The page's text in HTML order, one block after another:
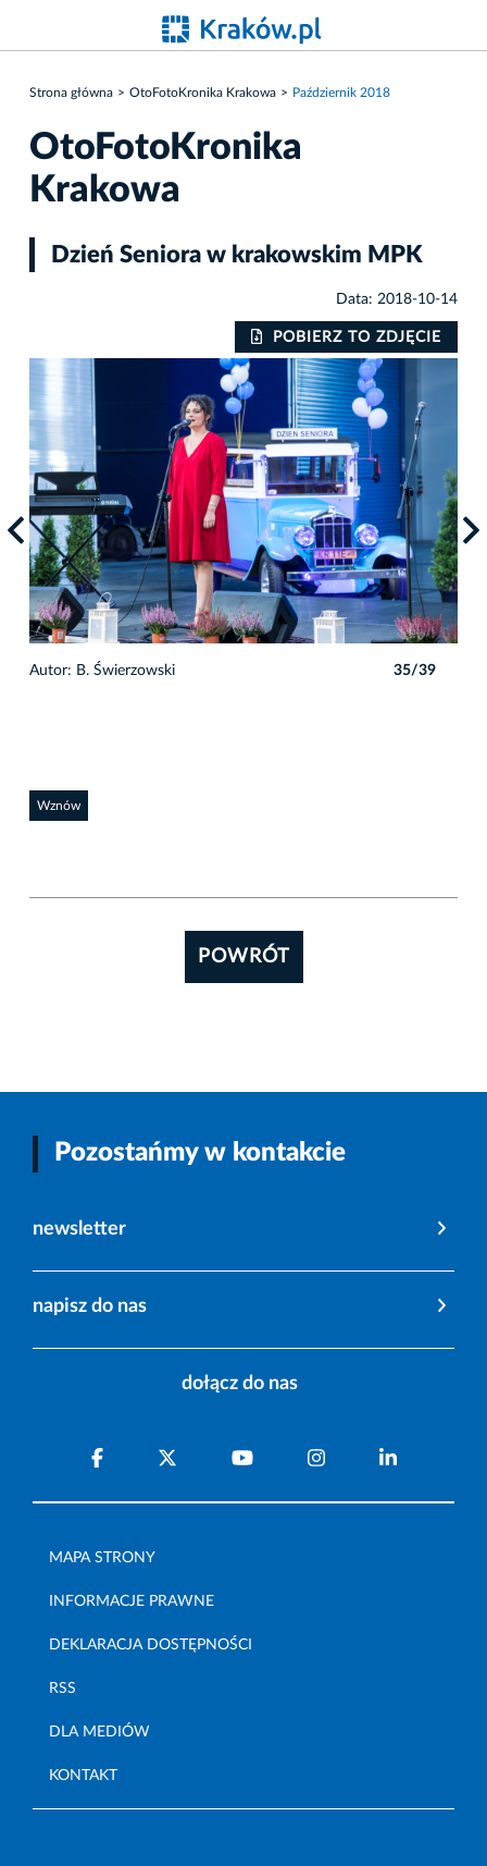
Strona główna OtoFotoKronika Krakowa Październik 2018
OtoFotoKronika
Krakowa
Dzień Seniora w krakowskim MPK
Data: 2018-10-14
POBIERZ TO ZDJĘCIE
Autor: B. Świerzowski 35/39
Wznów
POWRÓT
Pozostańmy w kontakcie
newsletter
napisz do nas
dołącz do nas
MAPA STRONY
INFORMACJE PRAWNE
DEKLARACJA DOSTĘPNOŚCI
RSS
DLA MEDIÓW
KONTAKT